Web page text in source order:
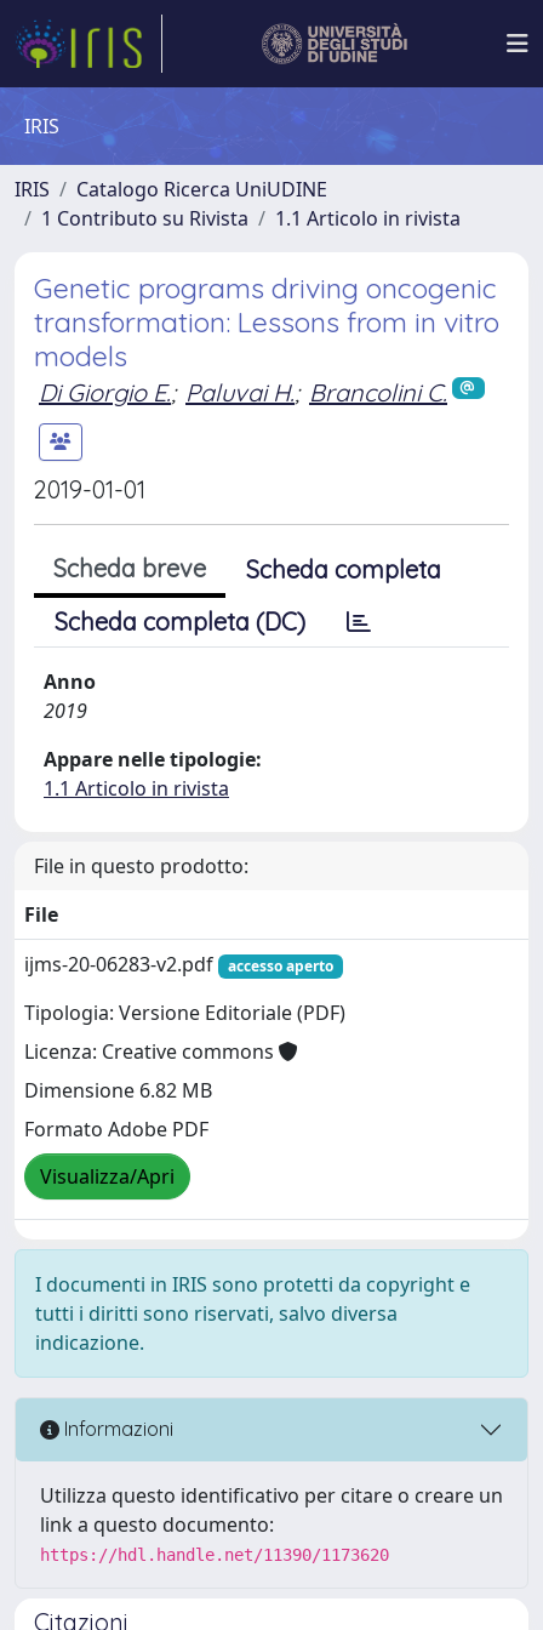
IRIS
IRIS
Catalogo Ricerca UniUDINE
1 Contributo su Rivista
1.1 Articolo in rivista
Genetic programs driving oncogenic
transformation: Lessons from in vitro
models
Di Giorgio E.; Paluvai H.; Brancolini C.
2019-01-01
Scheda breve
Scheda completa
Scheda completa (DC)
Anno
2019
Appare nelle tipologie:
1.1 Articolo in rivista
File in questo prodotto:
File
ijms-20-06283-v2.pdf
accesso aperto
Tipologia: Versione Editoriale (PDF)
Licenza: Creative commons
Dimensione 6.82 MB
Formato Adobe PDF
Visualizza/Apri
I documenti in IRIS sono protetti da copyright e
tutti i diritti sono riservati, salvo diversa
indicazione.
Informazioni
Utilizza questo identificativo per citare o creare un
link a questo documento:
https://hdl.handle.net/11390/1173620
Citazioni